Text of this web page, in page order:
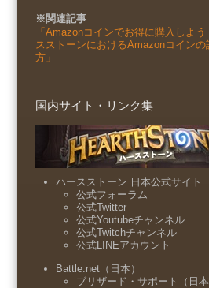
※関連記事
「Amazonコインでお得に購入しよ
スストーンにおけるAmazonコインの
方」
国内サイト・リンク集
ハースストーン 日本公式サイト
公式フォーラム
公式Twitter
公式Youtubeチャンネル
公式Twitchチャンネル
公式LINEアカウント
Battle.net（日本）
ブリザード・サポート（日本